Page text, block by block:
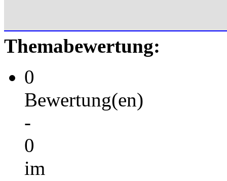
Themabewertung:
0
Bewertung(en)
-
0
im